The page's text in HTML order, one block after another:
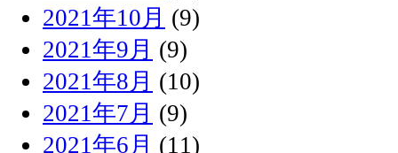
2021年10月 (9)
2021年9月 (9)
2021年8月 (10)
2021年7月 (9)
2021年6月 (11)